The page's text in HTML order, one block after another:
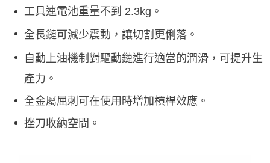
工具連電池重量不到 2.3kg。
全長鏈可減少震動，讓切割更俐落。
自動上油機制對驅動鏈進行適當的潤滑，可提升生
產力。
全金屬屈刺可在使用時增加槓桿效應。
挫刀收納空間。